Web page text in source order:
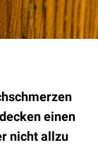
einen
nicht allzu